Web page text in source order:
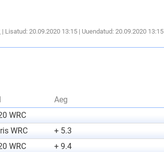
| Lisatud: 20.09.2020 13:15 | Uuendatud: 20.09.2020 13:15
Aeg
WRC
WRC
+ 5.3
WRC
+ 9.4